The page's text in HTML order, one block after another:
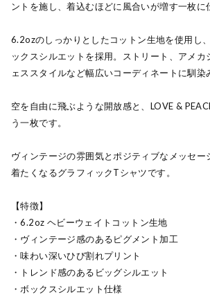
ントを施し、着込むほどに風合いが増す一枚に
6.2ozのしっかりとしたコットン生地を使用し
ックスシルエットを採用。ストリート、アメカ
ェススタイルなど幅広いコーディネートに馴染
空を自由に飛ぶような開放感と、LOVE &
う一枚です。
ヴィンテージの雰囲気とポジティブなメッセー
着たくなるグラフィックTシャツです。
【特徴】
・6.2oz ヘビーウェイトコットン生地
・ヴィンテージ感のあるピグメント加工
・味わい深いひび割れプリント
・トレンド感のあるビッグシルエット
・ボックスシルエット仕様